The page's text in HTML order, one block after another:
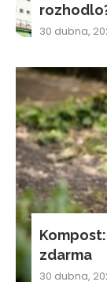
30 dubna,
zdarma
30 dubna,